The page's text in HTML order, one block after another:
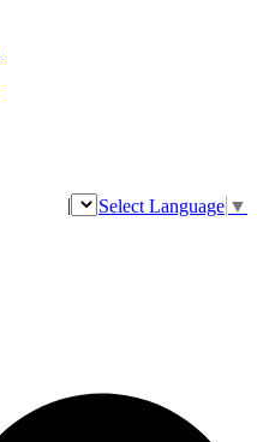
| Select Language ▼